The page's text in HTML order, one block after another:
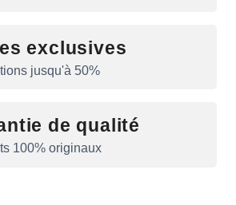
exclusives
jusqu'à 50%
de qualité
100% originaux